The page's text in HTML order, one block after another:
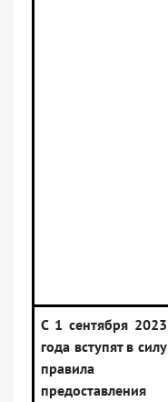
С 1 сентября 2023
года вступят в силу
правила
предоставления